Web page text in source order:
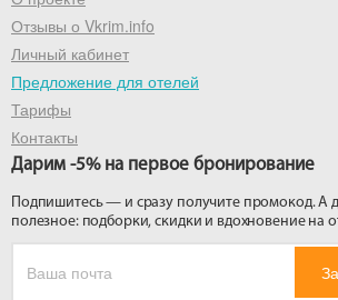
Отзывы о Vkrim.info
Личный кабинет
Предложение для отелей
Тарифы
Контакты
Дарим -5% на первое бронирование
Подпишитесь — и сразу получите промокод. А
полезное: подборки, скидки и вдохновение на